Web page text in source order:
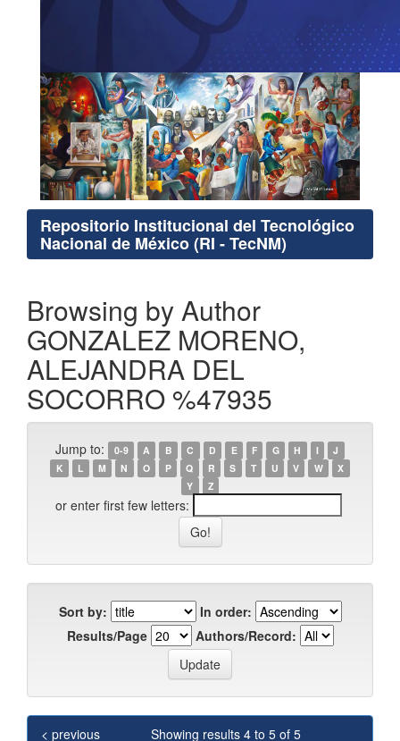
Repositorio Institucional del Tecnológico
Nacional de México (RI - TecNM)
Browsing by Author
GONZALEZ MORENO,
ALEJANDRA DEL
SOCORRO %47935
Jump to: 0-9 A B C D E F G H I
J
K
L M N O P Q R S T U V W
X
Y
Z
or enter first few letters:
Sort by:
In order:
Results/Page
Authors/Record:
Showing results 4 to 5 of 5
< previous